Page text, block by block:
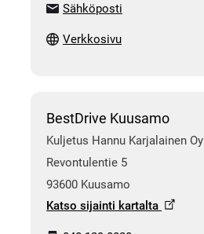
Sähköposti
Verkkosivu
BestDrive Kuusamo
Kuljetus Hannu Karjalainen Oy
Revontulentie 5
93600 Kuusamo
Katso sijainti kartalta